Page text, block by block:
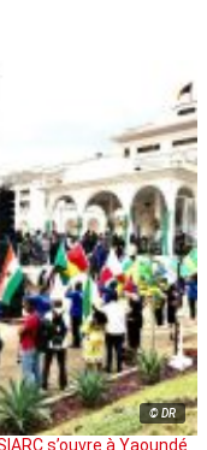
© DR
s’ouvre à Yaoundé